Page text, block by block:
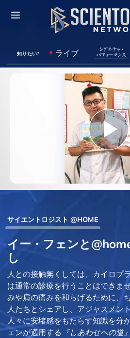
知りたい? ライブ
サイエントロジスト @HOME
イー・フェンと
し
人との接触無くしては、カイロプ
は通常の診療を行うことはできま
みや肩の痛みを和らげるために、
人たちとシェアし、アジャスメン
人々に安堵感をもたらす知識を分
ェンが適用する 『しあわせへの道』